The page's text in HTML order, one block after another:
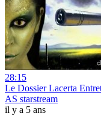
28:15
Le Dossier Lacerta
AS starstream
il y a 5 ans